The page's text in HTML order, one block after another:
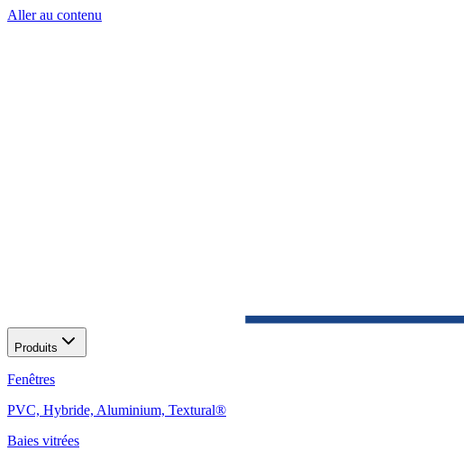
Aller au contenu
Produits
Fenêtres
PVC, Hybride, Aluminium, Textural®
Baies vitrées